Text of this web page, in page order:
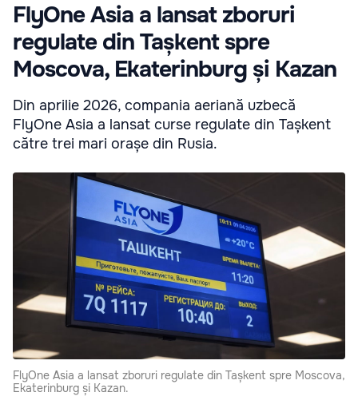
FlyOne Asia a lansat zboruri
regulate din Tașkent spre
Moscova, Ekaterinburg și Kazan
Din aprilie 2026, compania aeriană uzbecă
FlyOne Asia a lansat curse regulate din Tașkent
către trei mari orașe din Rusia.
FlyOne Asia a lansat zboruri regulate din Tașkent spre Moscova,
Ekaterinburg și Kazan.